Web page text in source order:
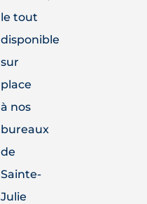
le tout
disponible
sur
place
à nos
bureaux
de
Sainte-
Julie